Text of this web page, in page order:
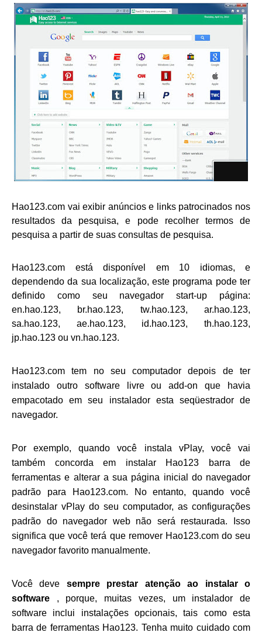
Hao123.com vai exibir anúncios e links patrocinados nos
resultados da pesquisa, e pode recolher termos de
pesquisa a partir de suas consultas de pesquisa.
Hao123.com está disponível em 10 idiomas, e
dependendo da sua localização, este programa pode ter
definido como seu navegador start-up página:
en.hao.123, br.hao.123, tw.hao.123, ar.hao.123,
sa.hao.123, ae.hao.123, id.hao.123, th.hao.123,
jp.hao.123 ou vn.hao.123.
Hao123.com tem no seu computador depois de ter
instalado outro software livreou add-on que havia
empacotado em seu instalador esta seqüestrador de
navegador.
Por exemplo, quando você instala vPlay, você vai
também concorda em instalar Hao123 barra de
ferramentas e alterar a sua página inicial do navegador
padrão para Hao123.com. No entanto, quando você
desinstalar vPlay do seu computador, as configurações
padrão do navegador web não será restaurada. Isso
significa que você terá que remover Hao123.com do seu
navegador favorito manualmente.
Você deve sempre prestar atenção ao instalar o
software , porque, muitas vezes, um instalador de
software inclui instalações opcionais, tais como esta
barra de ferramentas Hao123. Tenha muito cuidado com